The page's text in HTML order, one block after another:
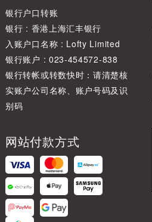
银行户口转账
银行 : 香港上海汇丰银行
入账户口名称 : Lofty Limited
银行账户 : 023-454572-838
银行转帐或转数快时：请清楚核
实账户公司名称、账户号码及识
别码
网站付款方式